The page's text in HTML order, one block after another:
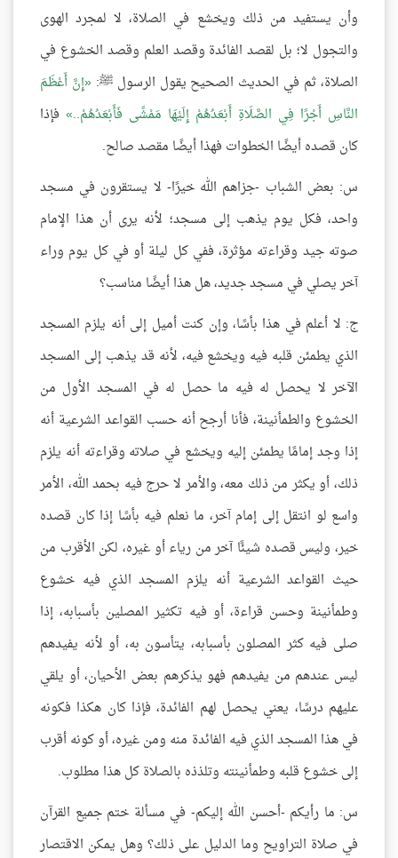
وأن يستفيد من ذلك ويخشع في الصلاة، لا لمجرد الهوى
والتجول لا؛ بل لقصد الفائدة وقصد العلم وقصد الخشوع في
الصلاة، ثم في الحديث الصحيح يقول الرسول ﷺ: إِنَّ أَعْظَمَ
النَّاسِ أَجْرًا فِي الصَّلَاةِ أَبْعَدُهُمْ إِلَيْهَا مَمْشًى فَأَبْعَدُهُمْ..
فإذا
كان قصده أيضًا الخطوات فهذا أيضًا مقصد صالح.
س: بعض الشباب -جزاهم الله خيرًا- لا يستقرون في مسجد
واحد، فكل يوم يذهب إلى مسجد؛ لأنه يرى أن هذا الإمام
صوته جيد وقراءته مؤثرة، ففي كل ليلة أو في كل يوم وراء
آخر يصلي في مسجد جديد، هل هذا أيضًا مناسب؟
ج: لا أعلم في هذا بأسًا، وإن كنت أميل إلى أنه يلزم المسجد
الذي يطمئن قلبه فيه ويخشع فيه، لأنه قد يذهب إلى المسجد
الآخر لا يحصل له فيه ما حصل له في المسجد الأول من
الخشوع والطمأنينة، فأنا أرجح أنه حسب القواعد الشرعية أنه
إذا وجد إمامًا يطمئن إليه ويخشع في صلاته وقراءته أنه يلزم
ذلك، أو يكثر من ذلك معه، والأمر لا حرج فيه بحمد الله، الأمر
واسع لو انتقل إلى إمام آخر، ما نعلم فيه بأسًا إذا كان قصده
خير، وليس قصده شيئًا آخر من رياء أو غيره، لكن الأقرب من
حيث القواعد الشرعية أنه يلزم المسجد الذي فيه خشوع
وطمأنينة وحسن قراءة، أو فيه تكثير المصلين بأسبابه، إذا
صلى فيه كثر المصلون بأسبابه، يتأسون به، أو لأنه يفيدهم
ليس عندهم من يفيدهم فهو يذكرهم بعض الأحيان، أو يلقي
عليهم درسًا، يعني يحصل لهم الفائدة، فإذا كان هكذا فكونه
في هذا المسجد الذي فيه الفائدة منه ومن غيره، أو كونه أقرب
إلى خشوع قلبه وطمأنينته وتلذذه بالصلاة كل هذا مطلوب.
س: ما رأيكم -أحسن الله إليكم- في مسألة ختم جميع القرآن
في صلاة التراويح وما الدليل على ذلك؟ وهل يمكن الاقتصار